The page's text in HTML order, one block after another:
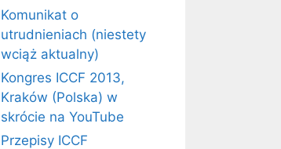
Komunikat o
utrudnieniach (niestety
wciąż aktualny)
Kongres ICCF 2013,
Kraków (Polska) w
skrócie na YouTube
Przepisy ICCF